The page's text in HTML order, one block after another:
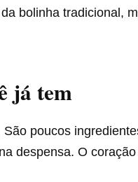
bolinha tradicional,
já tem
poucos
despensa. O